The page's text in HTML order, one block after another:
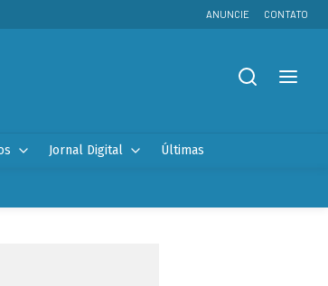
ANUNCIE CONTATO
Jornal Digital Últimas